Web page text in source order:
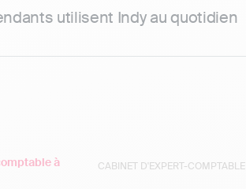
utilisent Indy au quotidien
CABINET D'EXPERT-COMPTABLE
à